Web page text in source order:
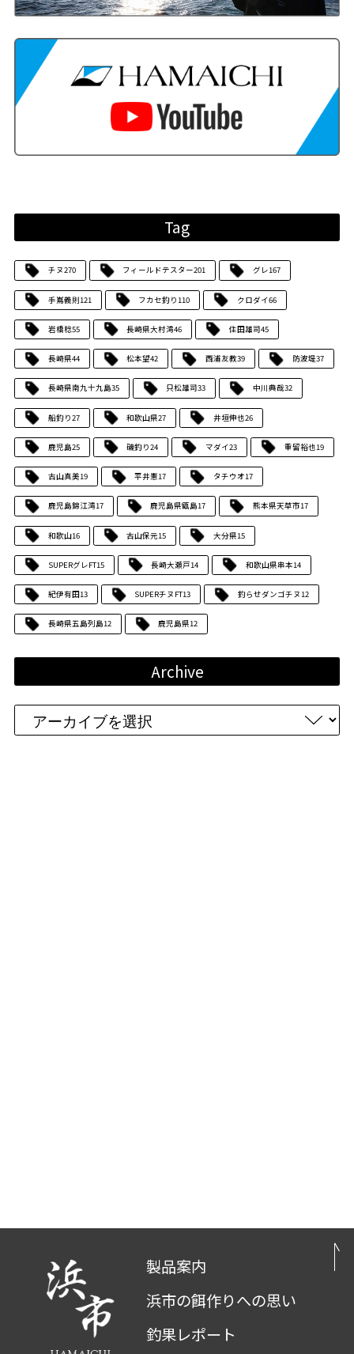
Tag
チヌ270 フィールドテスター201 グレ167
手嶌義則121 フカセ釣り 110 クロダイ66
岩橋稔55 長崎県大村湾46 住田雄司45
長崎県44 松本望42 西浦友教39 防波堤37
長崎県南九十九島35 只松雄司33 中川典哉32
船釣り27 和歌山県27 井垣伸也26
鹿児島25 磯釣り24 マダイ23 重留裕也19
古山真美19 平井憲17 タチウオ17
鹿児島錦江湾17 鹿児島県甑島17 熊本県天草市17
和歌山16 古山保元15 大分県15
SUPERグレFT15 長崎大瀬戸14 和歌山県串本14
紀伊有田13 SUPERチヌFT13 釣らせダンゴチヌ12
長崎県五島列島12 鹿児島県12
Archive
製品案内
浜市の餌作りへの思い
釣果レポート